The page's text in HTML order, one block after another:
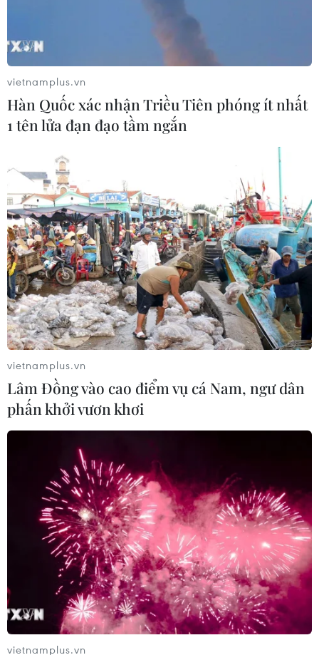
vietnamplus.vn
Hàn Quốc xác nhận Triều Tiên phóng ít nhất
1 tên lửa đạn đạo tầm ngắn
vietnamplus.vn
Lâm Đồng vào cao điểm vụ cá Nam, ngư dân
phấn khởi vươn khơi
vietnamplus.vn